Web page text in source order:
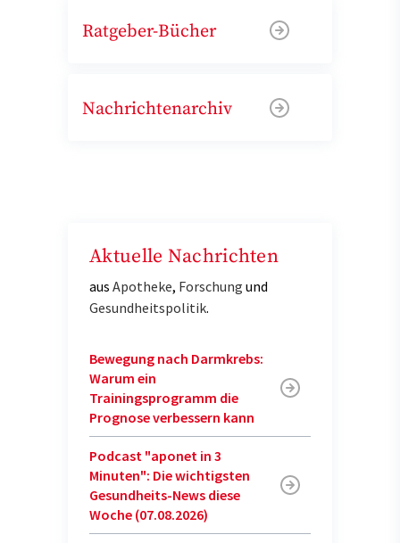
Ratgeber-Bücher
Nachrichtenarchiv
Aktuelle Nachrichten
aus Apotheke, Forschung und
Gesundheitspolitik.
Bewegung nach Darmkrebs:
Warum ein
Trainingsprogramm die
Prognose verbessern kann
Podcast "aponet in 3
Minuten": Die wichtigsten
Gesundheits-News diese
Woche (07.08.2026)